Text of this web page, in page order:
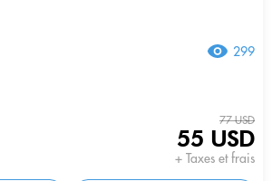
299
77 USD
55 USD
+ Taxes et frais